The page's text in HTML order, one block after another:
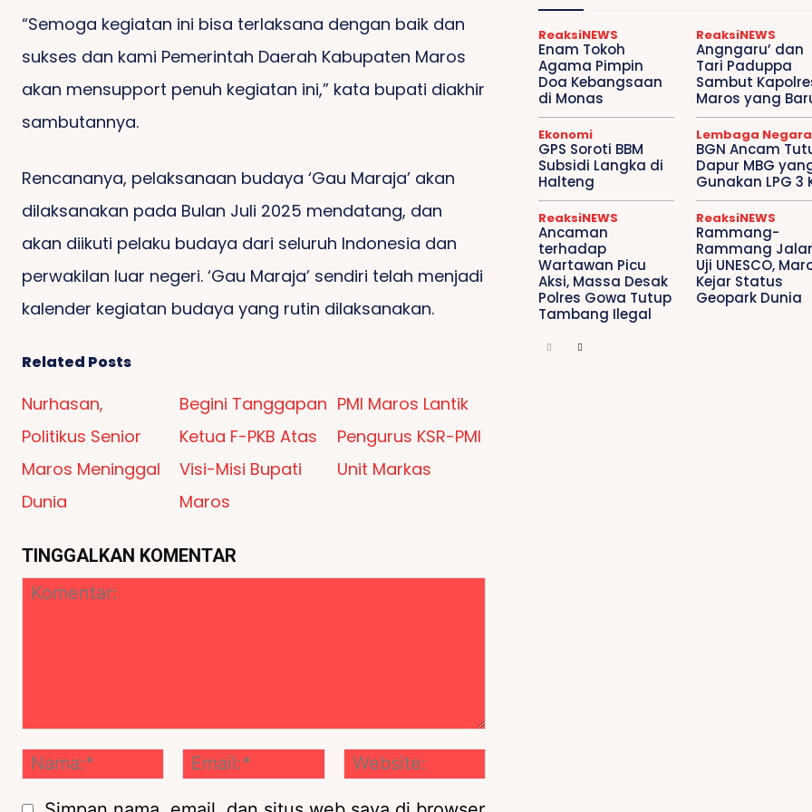
“Semoga kegiatan ini bisa terlaksana dengan baik dan
sukses dan kami Pemerintah Daerah Kabupaten Maros
akan mensupport penuh kegiatan ini,” kata bupati diakhir
sambutannya.
Rencananya, pelaksanaan budaya ‘Gau Maraja’ akan
dilaksanakan pada Bulan Juli 2025 mendatang, dan
akan diikuti pelaku budaya dari seluruh Indonesia dan
perwakilan luar negeri. ‘Gau Maraja’ sendiri telah menjadi
kalender kegiatan budaya yang rutin dilaksanakan.
Related Posts
Nurhasan,
Politikus Senior
Maros Meninggal
Dunia
Begini Tanggapan
Ketua F-PKB Atas
Visi-Misi Bupati
Maros
PMI Maros Lantik
Pengurus KSR-PMI
Unit Markas
TINGGALKAN KOMENTAR
Nama:*
Email:*
ReaksiNEWS
Enam Tokoh
Agama Pimpin
Doa Kebangsaan
di Monas
ReaksiNEWS
Angngaru’ dan
Tari Paduppa
Sambut
Maros yang
Ekonomi
GPS Soroti BBM
Subsidi Langka di
Halteng
Lembaga Negara
BGN Ancam
Dapur MBG
Gunakan LPG 3
ReaksiNEWS
Ancaman
terhadap
Wartawan Picu
Aksi, Massa Desak
Polres Gowa Tutup
Tambang Ilegal
ReaksiNEWS
Rammang-
Rammang
Uji UNESCO,
Kejar Status
Geopark Dunia